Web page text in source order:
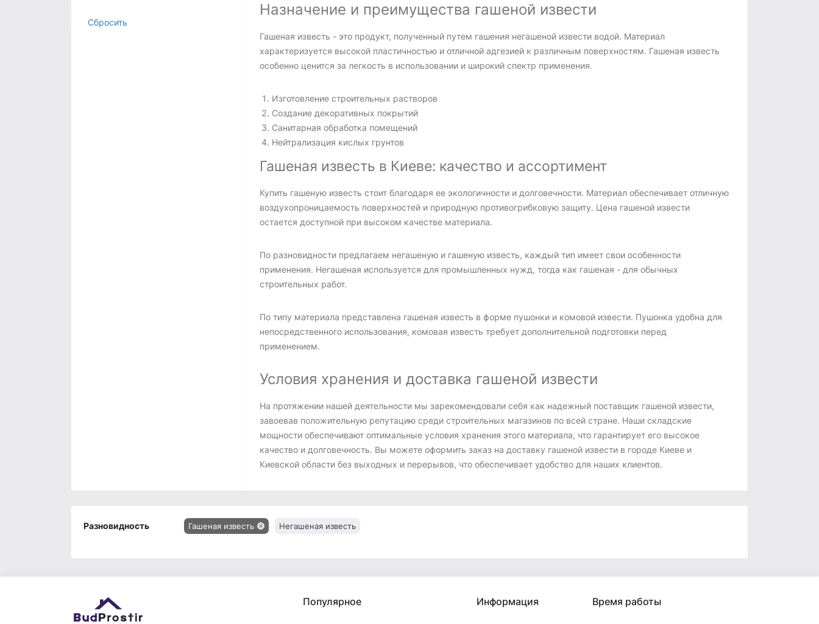
Сбросить
Назначение и преимущества гашеной извести
Гашеная известь - это продукт, полученный путем гашения негашеной извести водой. Материал
характеризуется высокой пластичностью и отличной адгезией к различным поверхностям. Гашеная известь
особенно ценится за легкость в использовании и широкий спектр применения.
Изготовление строительных растворов
Создание декоративных покрытий
Санитарная обработка помещений
Нейтрализация кислых грунтов
Гашеная известь в Киеве: качество и ассортимент
Купить гашеную известь стоит благодаря ее экологичности и долговечности. Материал обеспечивает отличную
воздухопроницаемость поверхностей и природную противогрибковую защиту. Цена гашеной извести
остается доступной при высоком качестве материала.
По разновидности предлагаем негашеную и гашеную известь, каждый тип имеет свои особенности
применения. Негашеная используется для промышленных нужд, тогда как гашеная - для обычных
строительных работ.
По типу материала представлена гашеная известь в форме пушонки и комовой извести. Пушонка удобна для
непосредственного использования, комовая известь требует дополнительной подготовки перед
применением.
Условия хранения и доставка гашеной извести
На протяжении нашей деятельности мы зарекомендовали себя как надежный поставщик гашеной извести,
завоевав положительную репутацию среди строительных магазинов по всей стране. Наши складские
мощности обеспечивают оптимальные условия хранения этого материала, что гарантирует его высокое
качество и долговечность. Вы можете оформить заказ на доставку гашеной извести в городе Киеве и
Киевской области без выходных и перерывов, что обеспечивает удобство для наших клиентов.
Разновидность Гашеная известь Негашеная известь
Популярное Информация Время работы